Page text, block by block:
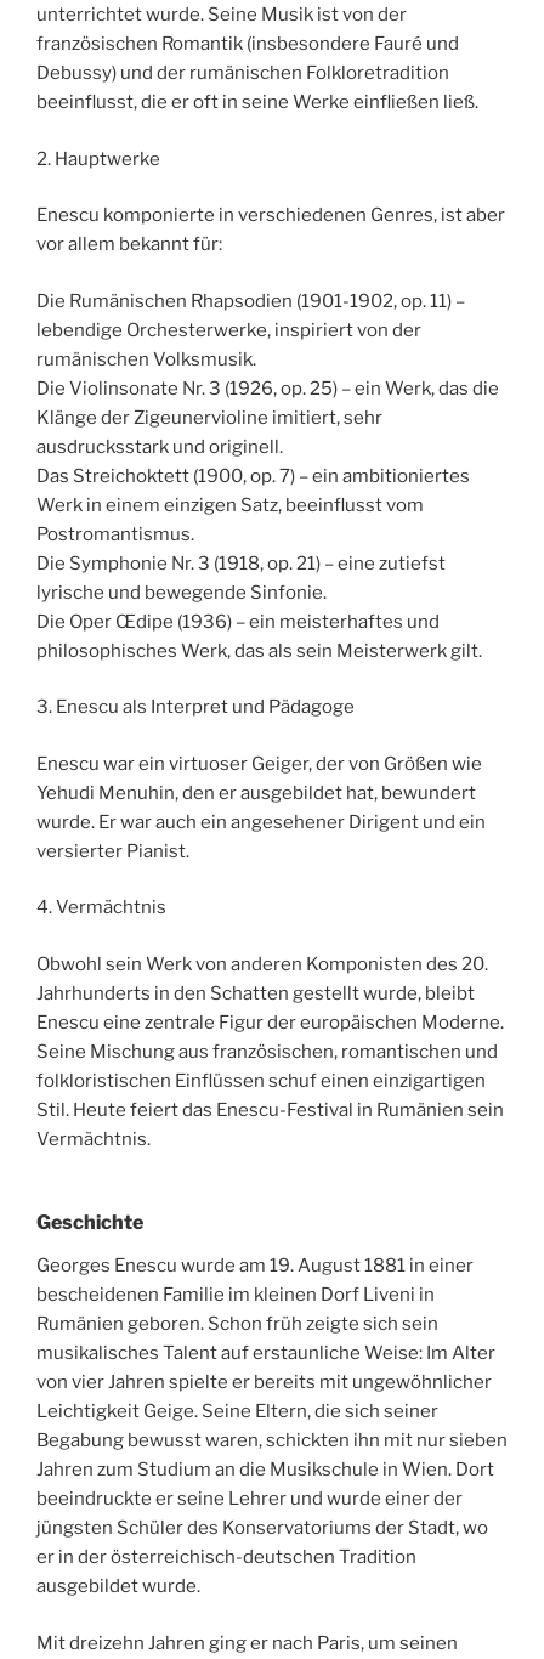
unterrichtet wurde. Seine Musik ist von der
französischen Romantik (insbesondere Fauré und
Debussy) und der rumänischen Folkloretradition
beeinflusst, die er oft in seine Werke einfließen ließ.
2. Hauptwerke
Enescu komponierte in verschiedenen Genres, ist aber
vor allem bekannt für:
Die Rumänischen Rhapsodien (1901-1902, op. 11) –
lebendige Orchesterwerke, inspiriert von der
rumänischen Volksmusik.
Die Violinsonate Nr. 3 (1926, op. 25) – ein Werk, das die
Klänge der Zigeunervioline imitiert, sehr
ausdrucksstark und originell.
Das Streichoktett (1900, op. 7) – ein ambitioniertes
Werk in einem einzigen Satz, beeinflusst vom
Postromantismus.
Die Symphonie Nr. 3 (1918, op. 21) – eine zutiefst
lyrische und bewegende Sinfonie.
Die Oper Œdipe (1936) – ein meisterhaftes und
philosophisches Werk, das als sein Meisterwerk gilt.
3. Enescu als Interpret und Pädagoge
Enescu war ein virtuoser Geiger, der von Größen wie
Yehudi Menuhin, den er ausgebildet hat, bewundert
wurde. Er war auch ein angesehener Dirigent und ein
versierter Pianist.
4. Vermächtnis
Obwohl sein Werk von anderen Komponisten des 20.
Jahrhunderts in den Schatten gestellt wurde, bleibt
Enescu eine zentrale Figur der europäischen Moderne.
Seine Mischung aus französischen, romantischen und
folkloristischen Einflüssen schuf einen einzigartigen
Stil. Heute feiert das Enescu-Festival in Rumänien sein
Vermächtnis.
Geschichte
Georges Enescu wurde am 19. August 1881 in einer
bescheidenen Familie im kleinen Dorf Liveni in
Rumänien geboren. Schon früh zeigte sich sein
musikalisches Talent auf erstaunliche Weise: Im Alter
von vier Jahren spielte er bereits mit ungewöhnlicher
Leichtigkeit Geige. Seine Eltern, die sich seiner
Begabung bewusst waren, schickten ihn mit nur sieben
Jahren zum Studium an die Musikschule in Wien. Dort
beeindruckte er seine Lehrer und wurde einer der
jüngsten Schüler des Konservatoriums der Stadt, wo
er in der österreichisch-deutschen Tradition
ausgebildet wurde.
Mit dreizehn Jahren ging er nach Paris, um seinen